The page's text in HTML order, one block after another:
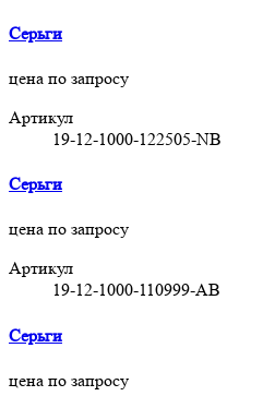
Серьги
цена по запросу
Артикул
19-12-1000-122505-NB
Серьги
цена по запросу
Артикул
19-12-1000-110999-АВ
Серьги
цена по запросу